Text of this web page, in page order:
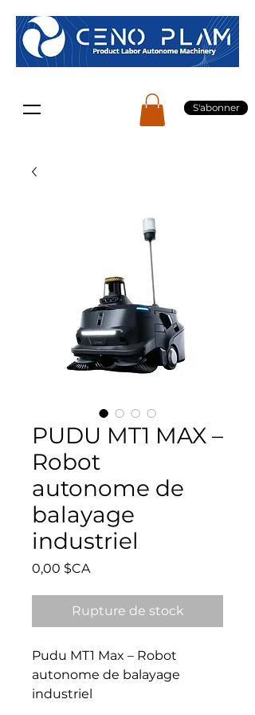
S'abonner
PUDU MT1 MAX –
Robot
autonome de
balayage
industriel
0,00 $CAPrix
Rupture de stock
Pudu MT1 Max – Robot
autonome de balayage
industriel